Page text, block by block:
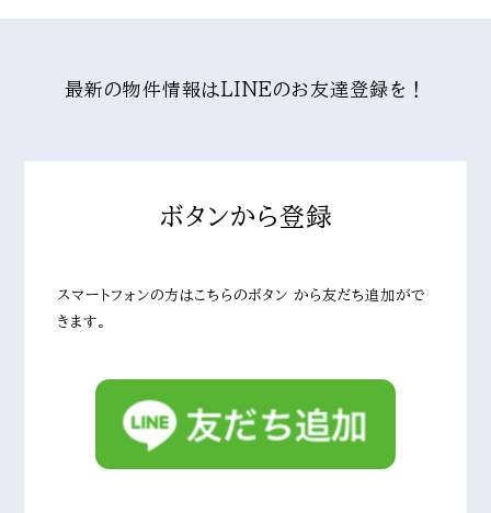
最新の物件情報はLINEのお友達登録を！
ボタンから登録
スマートフォンの方はこちらのボタン から友だち追加がで
きます。